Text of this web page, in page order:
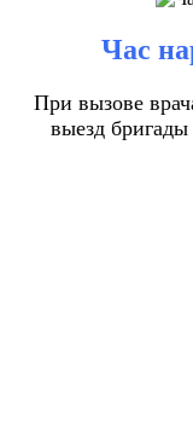
Час
При вызове
выезд